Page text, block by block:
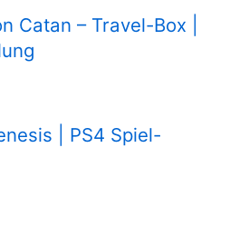
Catan – Travel-Box |
| PS4 Spiel-